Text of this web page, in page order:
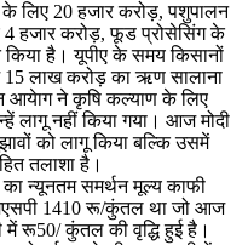
लिए 20 हजार करोड़, पशुपालन
4 हजार करोड़, फूड प्रोसेसिंग के
है। यूपीए के समय किसानों
लाख करोड़ का ऋण सालाना
आयेाग ने कृषि कल्याण के लिए
लागू नहीं किया गया। आज मोदी
को लागू किया बल्कि उसमें
तलाशा है।
का न्यूनतम समर्थन मूल्य काफी
1410 रू/कुंतल था जो आज
रू50/ कुंतल की वृद्धि हुई है।